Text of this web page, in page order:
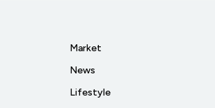
Market
News
Lifestyle